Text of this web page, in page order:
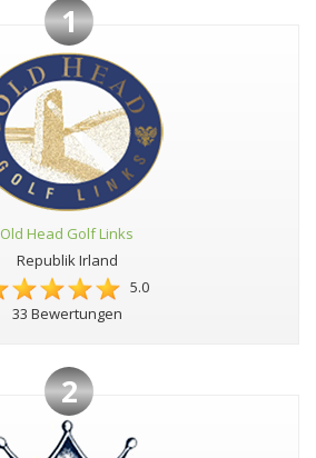
1
Old Head Golf Links
Republik Irland
5.0
33 Bewertungen
2